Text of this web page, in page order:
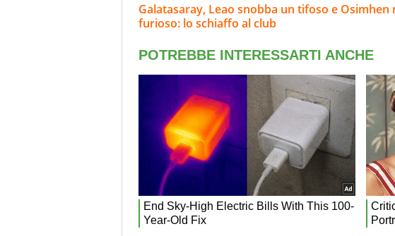
Galatasaray, Leao snobba un tifoso e Osimhen
furioso: lo schiaffo al club